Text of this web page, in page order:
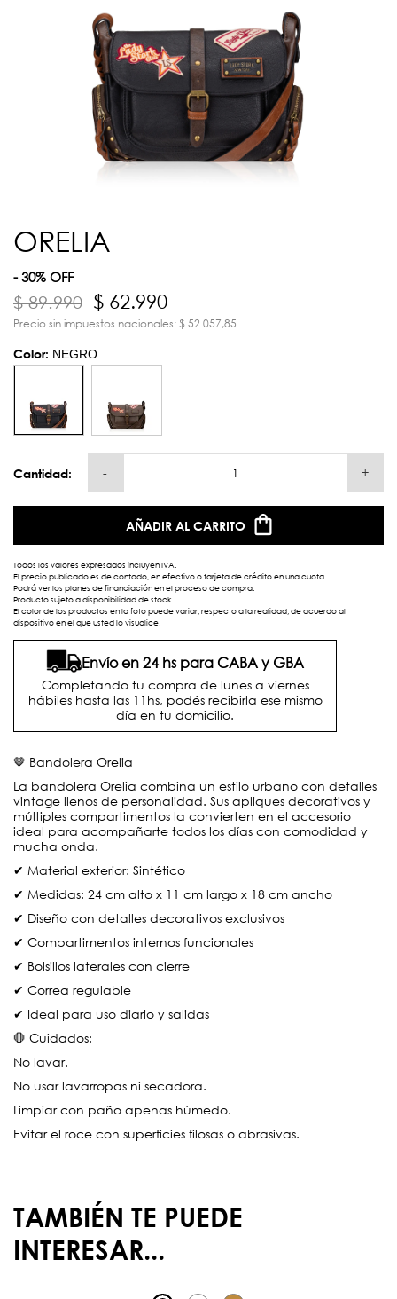
ORELIA
- 30% OFF
$ 89.990 $ 62.990
Precio sin impuestos nacionales: $ 52.057,85
Color: NEGRO
Cantidad: - +
AÑADIR AL CARRITO
Todos los valores expresados incluyen IVA.
El precio publicado es de contado, en efectivo o tarjeta de crédito en una cuota.
Podrá ver los planes de financiación en el proceso de compra.
Producto sujeto a disponibilidad de stock.
El color de los productos en la foto puede variar, respecto a la realidad, de acuerdo al
dispositivo en el que usted lo visualice.
Envío en 24 hs para CABA y GBA
Completando tu compra de lunes a viernes
hábiles hasta las 11hs, podés recibirla ese mismo
día en tu domicilio.
🤎 Bandolera Orelia
La bandolera Orelia combina un estilo urbano con detalles
vintage llenos de personalidad. Sus apliques decorativos y
múltiples compartimentos la convierten en el accesorio
ideal para acompañarte todos los días con comodidad y
mucha onda.
✔ Material exterior: Sintético
✔ Medidas: 24 cm alto x 11 cm largo x 18 cm ancho
✔ Diseño con detalles decorativos exclusivos
✔ Compartimentos internos funcionales
✔ Bolsillos laterales con cierre
✔ Correa regulable
✔ Ideal para uso diario y salidas
🛑 Cuidados:
No lavar.
No usar lavarropas ni secadora.
Limpiar con paño apenas húmedo.
Evitar el roce con superficies filosas o abrasivas.
TAMBIÉN TE PUEDE
INTERESAR...